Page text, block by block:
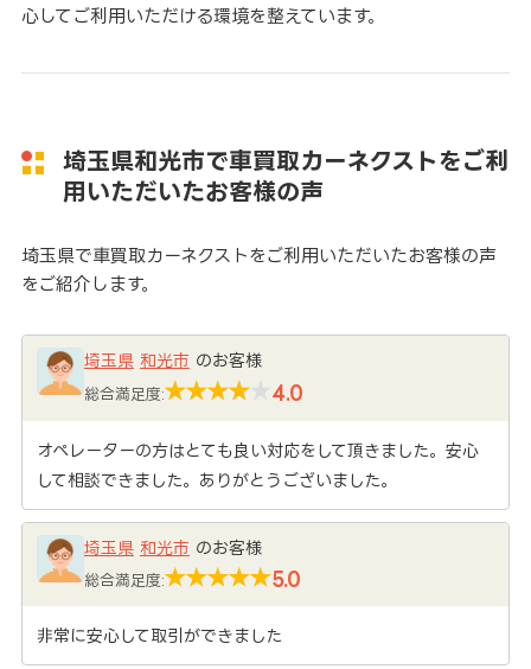
心してご利用いただける環境を整えています。
埼玉県和光市で車買取カーネクストをご利
用いただいたお客様の声
埼玉県で車買取カーネクストをご利用いただいたお客様の声
をご紹介します。
埼玉県 和光市 のお客様
総合満足度: 4.0
オペレーターの方はとても良い対応をして頂きました。安心
して相談できました。ありがとうございました。
埼玉県 和光市 のお客様
総合満足度: 5.0
非常に安心して取引ができました